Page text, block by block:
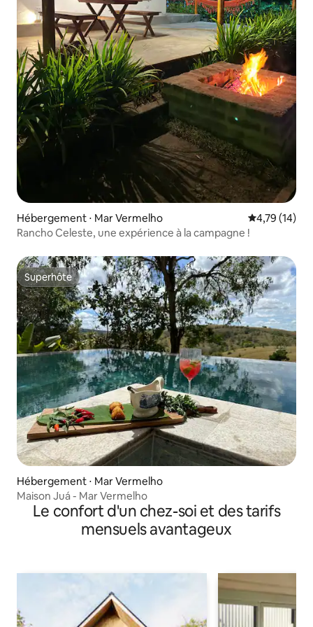
Hébergement ⋅ Mar Vermelho Évaluation
4,79 (14)
Rancho Celeste, une expérience à la campagne !
Superhôte
Superhôte
Hébergement ⋅ Mar Vermelho
Maison Juá - Mar Vermelho
Le confort d'un chez-soi et des tarifs
mensuels avantageux